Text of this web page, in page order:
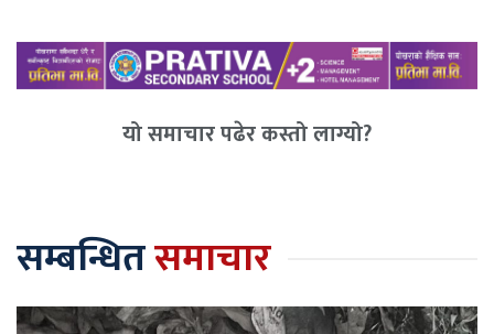
यो समाचार पढेर कस्तो लाग्यो?
सम्बन्धितसमाचार